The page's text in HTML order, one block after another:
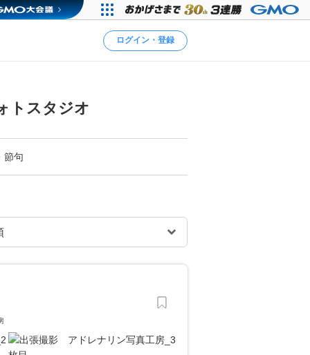
ログイン・登録
トスタジオ
節句